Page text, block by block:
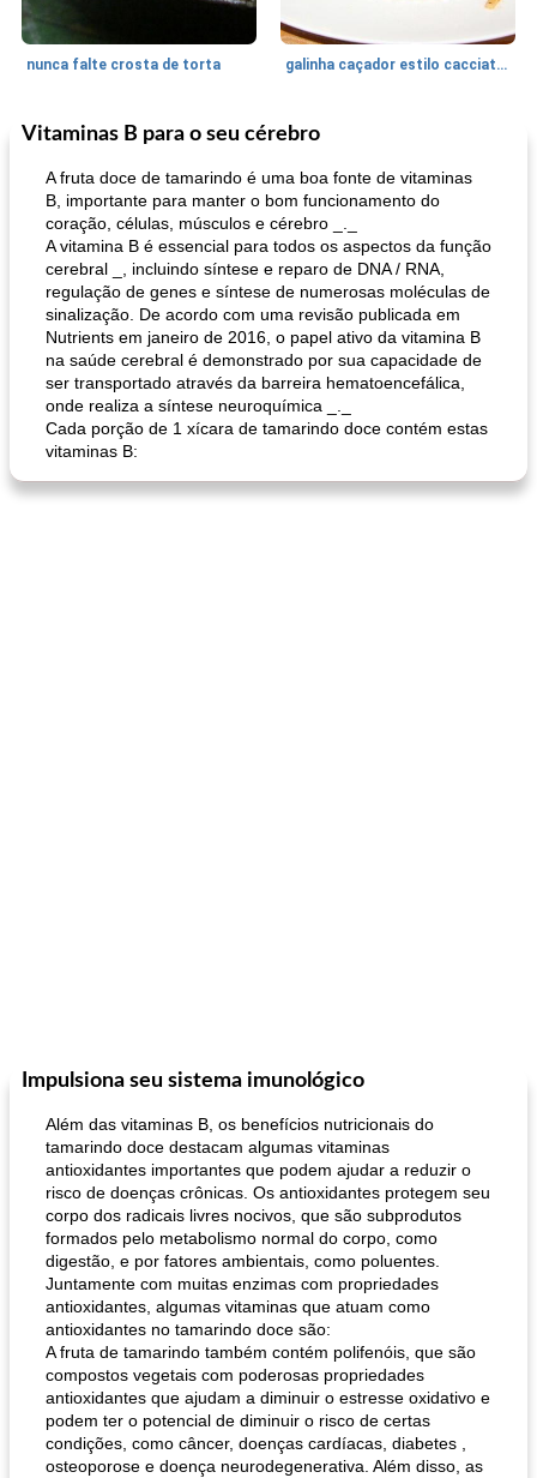
nunca falte crosta de torta galinha caçador estilo cacciatore
1470min
Feriados e Eventos
queijo festivo mergulho 'slaw'
Punch Beverage
perfurador de romã temperada
Vitaminas B para o seu cérebro
A fruta doce de tamarindo é uma boa fonte de vitaminas
B, importante para manter o bom funcionamento do
coração, células, músculos e cérebro _._
A vitamina B é essencial para todos os aspectos da função
cerebral _, incluindo síntese e reparo de DNA / RNA,
regulação de genes e síntese de numerosas moléculas de
sinalização. De acordo com uma revisão publicada em
Nutrients em janeiro de 2016, o papel ativo da vitamina B
na saúde cerebral é demonstrado por sua capacidade de
ser transportado através da barreira hematoencefálica,
onde realiza a síntese neuroquímica _._
Cada porção de 1 xícara de tamarindo doce contém estas
vitaminas B:
Impulsiona seu sistema imunológico
Além das vitaminas B, os benefícios nutricionais do
tamarindo doce destacam algumas vitaminas
antioxidantes importantes que podem ajudar a reduzir o
risco de doenças crônicas. Os antioxidantes protegem seu
corpo dos radicais livres nocivos, que são subprodutos
formados pelo metabolismo normal do corpo, como
digestão, e por fatores ambientais, como poluentes.
Juntamente com muitas enzimas com propriedades
antioxidantes, algumas vitaminas que atuam como
antioxidantes no tamarindo doce são:
A fruta de tamarindo também contém polifenóis, que são
compostos vegetais com poderosas propriedades
antioxidantes que ajudam a diminuir o estresse oxidativo e
podem ter o potencial de diminuir o risco de certas
condições, como câncer, doenças cardíacas, diabetes ,
osteoporose e doença neurodegenerativa. Além disso, as